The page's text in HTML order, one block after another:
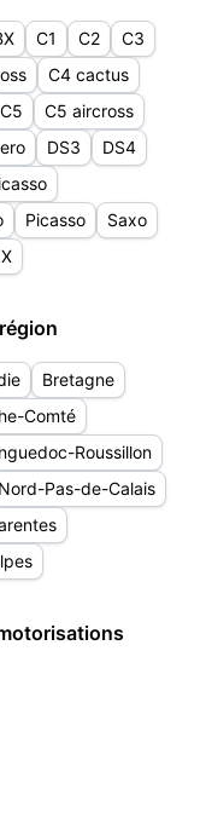
C1 C2
C3
C4 cactus
C5
C5 aircross
DS3
DS4
Picasso
Saxo
Bretagne
Comté
Roussillon
Nord-Pas-de-Calais